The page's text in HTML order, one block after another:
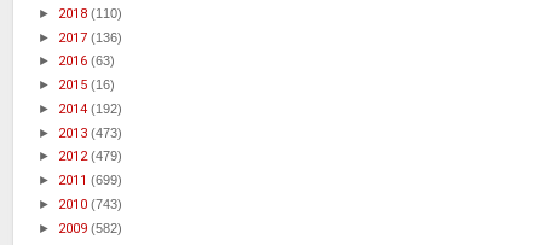
► 2018 (110)
► 2017 (136)
► 2016 (63)
► 2015 (16)
► 2014 (192)
► 2013 (473)
► 2012(479)
► 2011 (699)
► 2010 (743)
► 2009 (582)